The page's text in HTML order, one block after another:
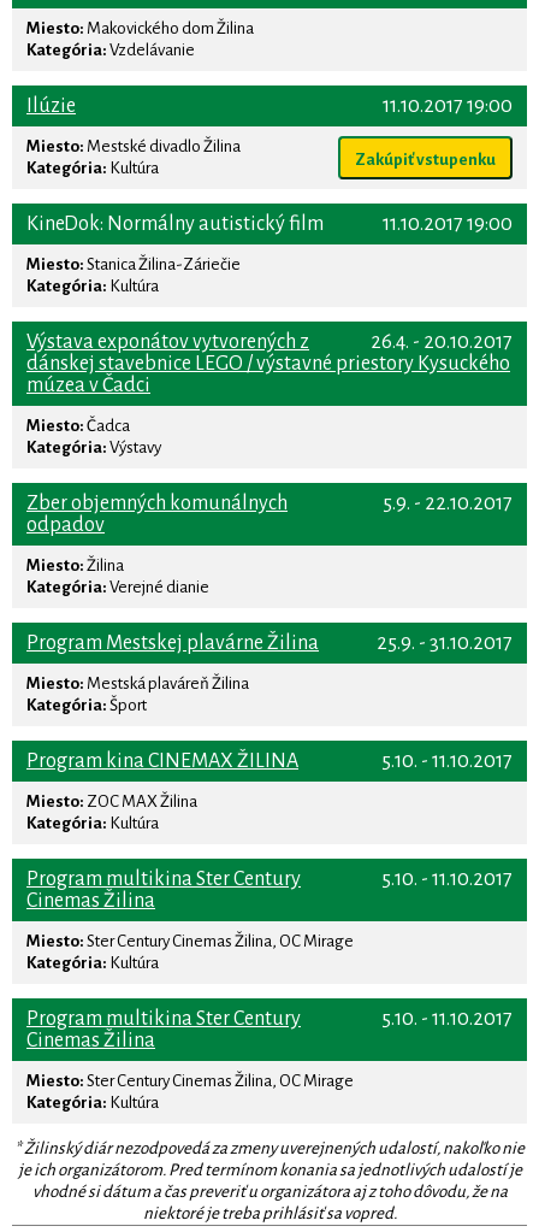
Miesto: Makovického dom Žilina
Kategória: Vzdelávanie
11.10.2017 19:00
Ilúzie
Zakúpiť vstupenku
Miesto: Mestské divadlo Žilina
Kategória: Kultúra
11.10.2017 19:00
KineDok: Normálny autistický film
Miesto: Stanica Žilina-Záriečie
Kategória: Kultúra
26.4. - 20.10.2017
Výstava exponátov vytvorených z
dánskej stavebnice LEGO / výstavné priestory Kysuckého
múzea v Čadci
Miesto: Čadca
Kategória: Výstavy
5.9. - 22.10.2017
Zber objemných komunálnych
odpadov
Miesto: Žilina
Kategória: Verejné dianie
25.9. - 31.10.2017
Program Mestskej plavárne Žilina
Miesto: Mestská plaváreň Žilina
Kategória: Šport
5.10. - 11.10.2017
Program kina CINEMAX ŽILINA
Miesto: ZOC MAX Žilina
Kategória: Kultúra
5.10. - 11.10.2017
Program multikina Ster Century
Cinemas Žilina
Miesto: Ster Century Cinemas Žilina, OC Mirage
Kategória: Kultúra
5.10. - 11.10.2017
Program multikina Ster Century
Cinemas Žilina
Miesto: Ster Century Cinemas Žilina, OC Mirage
Kategória: Kultúra
* Žilinský diár nezodpovedá za zmeny uverejnených udalostí, nakoľko nie
je ich organizátorom. Pred termínom konania sa jednotlivých udalostí je
vhodné si dátum a čas preveriť u organizátora aj z toho dôvodu, že na
niektoré je treba prihlásiť sa vopred.